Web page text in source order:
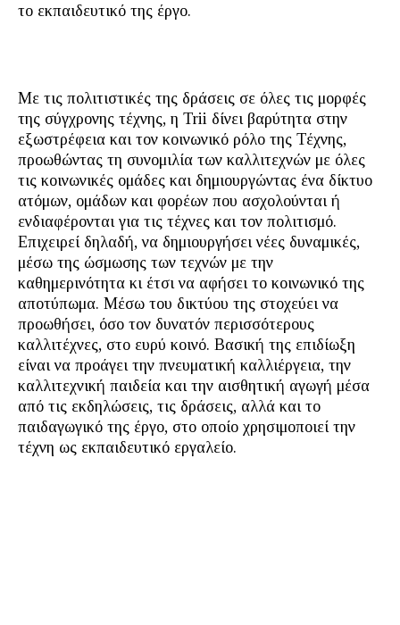
το εκπαιδευτικό της έργο.
Με τις πολιτιστικές της δράσεις σε όλες τις μορφές
της σύγχρονης τέχνης, η Trii δίνει βαρύτητα στην
εξωστρέφεια και τον κοινωνικό ρόλο της Τέχνης,
προωθώντας τη συνομιλία των καλλιτεχνών με όλες
τις κοινωνικές ομάδες και δημιουργώντας ένα δίκτυο
ατόμων, ομάδων και φορέων που ασχολούνται ή
ενδιαφέρονται για τις τέχνες και τον πολιτισμό.
Επιχειρεί δηλαδή, να δημιουργήσει νέες δυναμικές,
μέσω της ώσμωσης των τεχνών με την
καθημερινότητα κι έτσι να αφήσει το κοινωνικό της
αποτύπωμα. Μέσω του δικτύου της στοχεύει να
προωθήσει, όσο τον δυνατόν περισσότερους
καλλιτέχνες, στο ευρύ κοινό. Βασική της επιδίωξη
είναι να προάγει την πνευματική καλλιέργεια, την
καλλιτεχνική παιδεία και την αισθητική αγωγή μέσα
από τις εκδηλώσεις, τις δράσεις, αλλά και το
παιδαγωγικό της έργο, στο οποίο χρησιμοποιεί την
τέχνη ως εκπαιδευτικό εργαλείο.